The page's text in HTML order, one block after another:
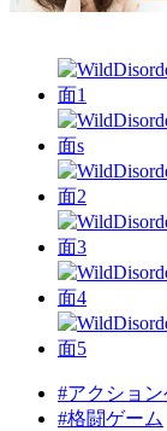
#アクション
#格闘ゲーム